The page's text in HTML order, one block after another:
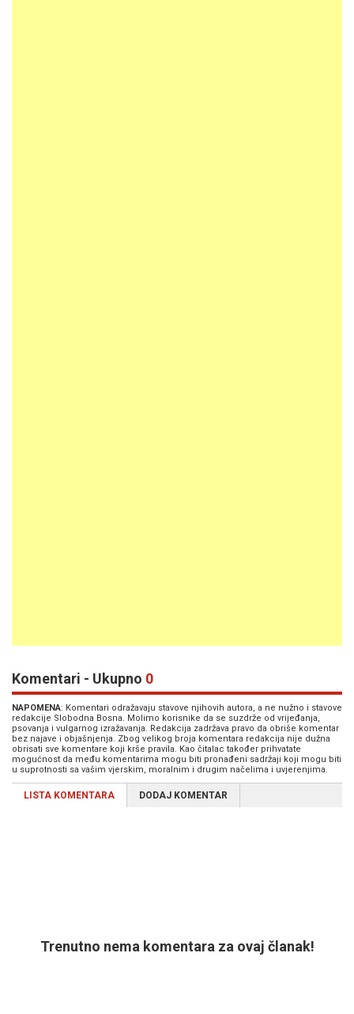
Komentari - Ukupno 0
NAPOMENA: Komentari odražavaju stavove njihovih autora, a ne nužno i stavove
redakcije Slobodna Bosna. Molimo korisnike da se suzdrže od vrijeđanja,
psovanja i vulgarnog izražavanja. Redakcija zadržava pravo da obriše komentar
bez najave i objašnjenja. Zbog velikog broja komentara redakcija nije dužna
obrisati sve komentare koji krše pravila. Kao čitalac također prihvatate
mogućnost da među komentarima mogu biti pronađeni sadržaji koji mogu biti
u suprotnosti sa vašim vjerskim, moralnim i drugim načelima i uvjerenjima.
LISTA KOMENTARA DODAJ KOMENTAR
Trenutno nema komentara za ovaj članak!